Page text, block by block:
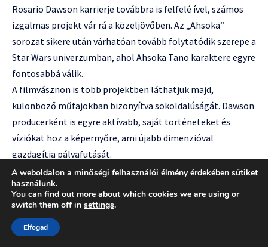
Rosario Dawson karrierje továbbra is felfelé ível, számos
izgalmas projekt vár rá a közeljövőben. Az „Ahsoka”
sorozat sikere után várhatóan tovább folytatódik szerepe a
Star Wars univerzumban, ahol Ahsoka Tano karaktere egyre
fontosabbá válik.
A filmvásznon is több projektben láthatjuk majd,
különböző műfajokban bizonyítva sokoldalúságát. Dawson
producerként is egyre aktívabb, saját történeteket és
víziókat hoz a képernyőre, ami újabb dimenzióval
gazdagítja pályafutását.
Társadalmi aktivizmusa is folytatódik, különböző ügyek
mellett áll ki, és használja platformját a pozitív változások
előmozdítására. Ez a kettősség – a művészi munka és a
társadalmi felelősségvállalás – várhatóan továbbra is
jellemezni fogja pályáját.
A weboldalon a minőségi felhasználói élmény érdekében sütiket
használunk.
You can find out more about which cookies we are using or
switch them off in settings.
Elfogad